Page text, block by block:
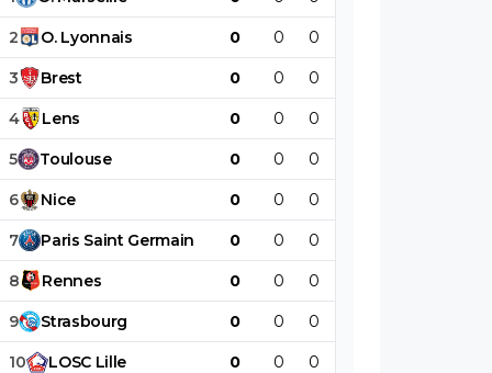
2 O. Lyonnais 0 0 0
3 Brest 0 0 0
4 Lens 0 0 0
5 Toulouse 0 0 0
6 Nice 0 0 0
7 Paris Saint Germain 0 0 0
8 Rennes 0 0 0
9 Strasbourg 0 0 0
10 LOSC Lille 0 0 0